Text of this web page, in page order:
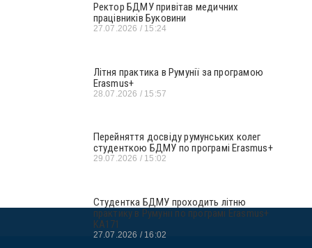
Ректор БДМУ привітав медичних
працівників Буковини
27.07.2026 15:24
Літня практика в Румунії за програмою
Erasmus+
28.07.2026 15:57
Перейняття досвіду румунських колег
студенткою БДМУ по програмі Erasmus+
29.07.2026 15:02
Студентка БДМУ проходить літню
практику в Румунії по програмі Erasmus+
KA171
27.07.2026 16:02